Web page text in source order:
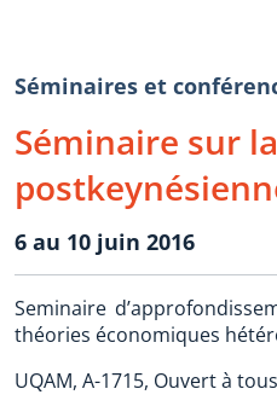
Séminaires et
Séminaire sur
6 au 10 juin 2016
Seminaire
théories économiques
UQAM, A-1715, Ouvert à